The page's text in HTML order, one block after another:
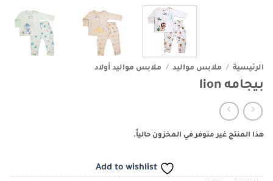
الرئيسية / ملابس مواليد / ملابس مواليد أولاد
بيجامه lion
هذا المنتج غير متوفر في المخزون حالياً.
Add to wishlist